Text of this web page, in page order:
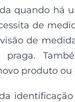
quando há
de
de
praga.
produto